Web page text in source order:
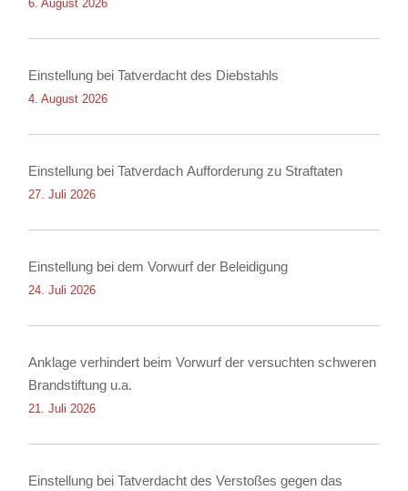
6. August 2026
Einstellung bei Tatverdacht des Diebstahls
4. August 2026
Einstellung bei Tatverdach Aufforderung zu Straftaten
27. Juli 2026
Einstellung bei dem Vorwurf der Beleidigung
24. Juli 2026
Anklage verhindert beim Vorwurf der versuchten schweren
Brandstiftung u.a.
21. Juli 2026
Einstellung bei Tatverdacht des Verstoßes gegen das